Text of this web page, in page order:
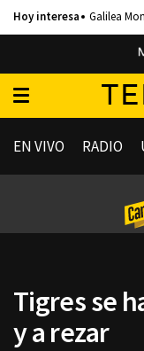
Galilea
EN VIVO RADIO
Tigres se
y a rezar